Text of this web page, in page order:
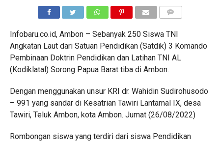
Infobaru.co.id, Ambon – Sebanyak 250 Siswa TNI
Angkatan Laut dari Satuan Pendidikan (Satdik) 3 Komando
Pembinaan Doktrin Pendidikan dan Latihan TNI AL
(Kodiklatal) Sorong Papua Barat tiba di Ambon.
Dengan menggunakan unsur KRI dr. Wahidin Sudirohusodo
– 991 yang sandar di Kesatrian Tawiri Lantamal IX, desa
Tawiri, Teluk Ambon, kota Ambon. Jumat (26/08/2022)
Rombongan siswa yang terdiri dari siswa Pendidikan